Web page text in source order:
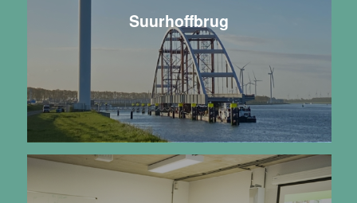
Suurhoffbrug